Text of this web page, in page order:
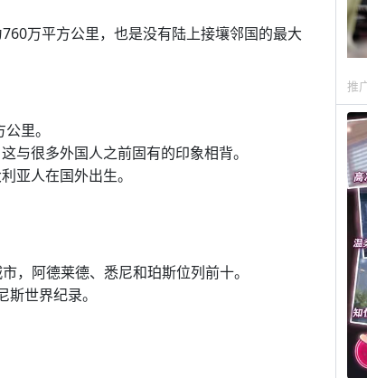
万平方公里，也是没有陆上接壤邻国的最大
里。
与很多外国人之前固有的印象相背。
亚人在国外出生。
，阿德莱德、悉尼和珀斯位列前十。
世界纪录。
推